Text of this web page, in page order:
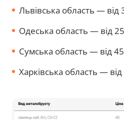
Львівська область — від
Одеська область — від
Сумська область — від
Харківська область —